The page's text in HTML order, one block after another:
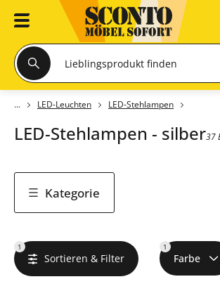
LED-Leuchten LED-Stehlampen
LED-Stehlampen - silber37
Kategorie
1
Sortieren & Filter
1
Farbe